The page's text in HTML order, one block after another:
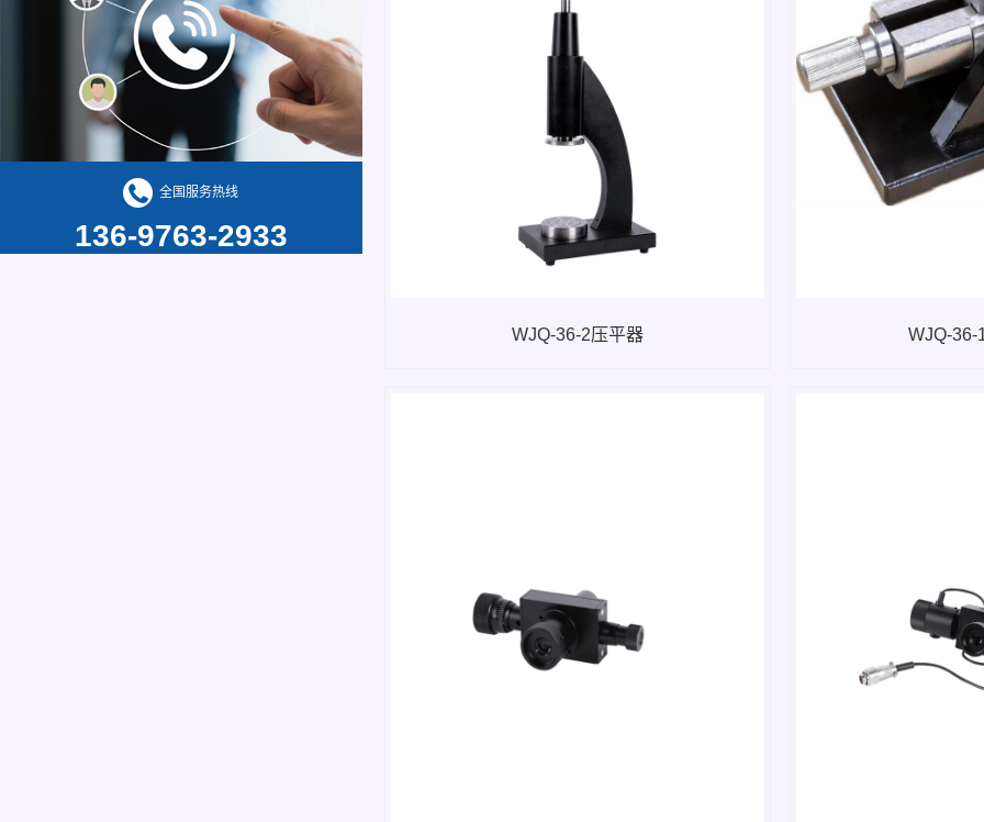
全国服务热线
136-9763-2933
WJQ-36-2压平器 WJQ-36-